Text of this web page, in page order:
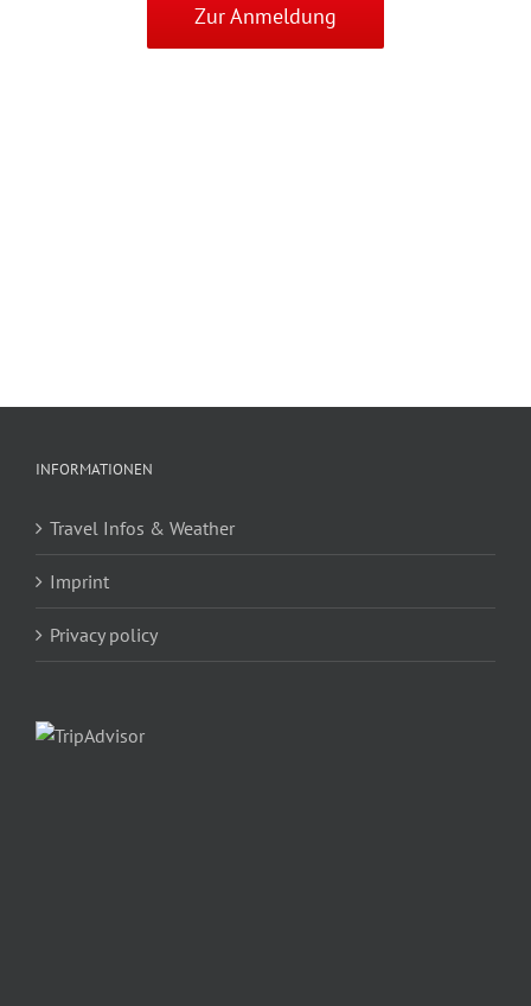
Zur Anmeldung
INFORMATIONEN
Travel Infos & Weather
Imprint
Privacy policy